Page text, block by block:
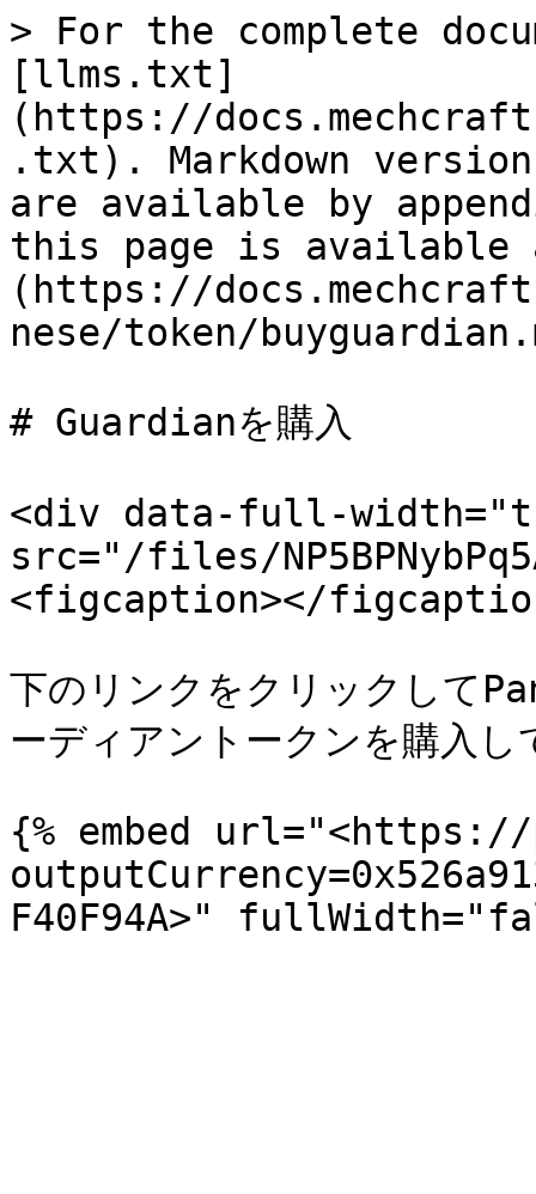
> For the complete
[llms.txt]
(https://
.txt). Markdown
are available by
this page is available
(https://
nese/token/
# Guardianを購入
<div data-full-
src="/files/
<figcaption></
下のリンクをクリックして
ーディアントークンを購入し
{% embed url="<https://